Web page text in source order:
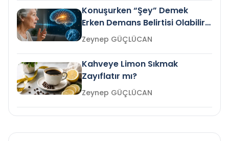
Konuşurken “Şey” Demek
Erken Demans Belirtisi Olabilir
mi?
Zeynep GÜÇLÜCAN
Kahveye Limon Sıkmak
Zayıflatır mı?
Zeynep GÜÇLÜCAN